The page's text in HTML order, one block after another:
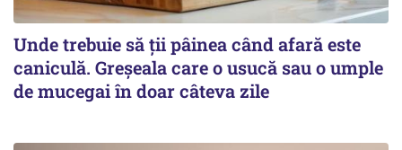
Unde trebuie să ții pâinea când afară este
caniculă. Greșeala care o usucă sau o umple
de mucegai în doar câteva zile